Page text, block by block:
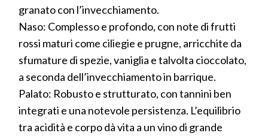
granato con l’invecchiamento.
Naso: Complesso e profondo, con note di frutti
rossi maturi come ciliegie e prugne, arricchite da
sfumature di spezie, vaniglia e talvolta cioccolato,
a seconda dell’invecchiamento in barrique.
Palato: Robusto e strutturato, con tannini ben
integrati e una notevole persistenza. L’equilibrio
tra acidità e corpo dà vita a un vino di grande